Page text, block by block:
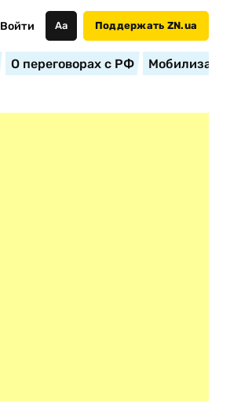
Войти Аа Поддержать ZN.ua
О переговорах с РФ